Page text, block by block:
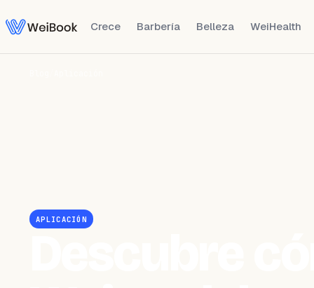
Crece Barbería Belleza WeiHealth
APLICACIÓN